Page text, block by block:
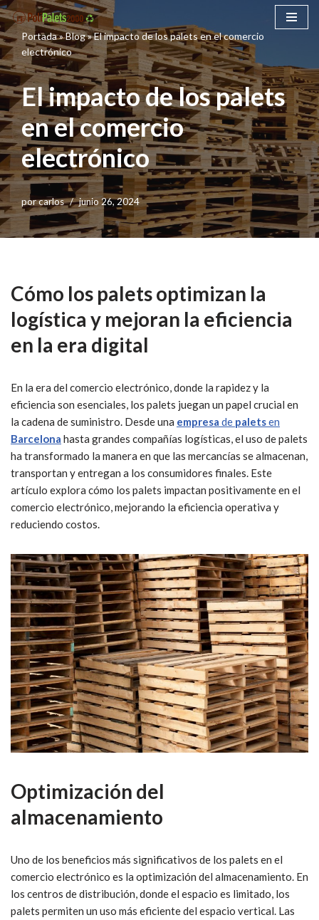
Saltar
al
contenido
Portada»Blog»El impacto de los palets en el comercio
electrónico
El impacto de los palets
en el comercio
electrónico
porcarlos junio 26, 2024
Cómo los palets optimizan la
logística y mejoran la eficiencia
en la era digital
En la era del comercio electrónico, donde la rapidez y la
eficiencia son esenciales, los palets juegan un papel crucial en
la cadena de suministro. Desde una empresa de paletsen
Barcelona hasta grandes compañías logísticas, el uso de palets
ha transformado la manera en que las mercancías se almacenan,
transportan y entregan a los consumidores finales. Este
artículo explora cómo los palets impactan positivamente en el
comercio electrónico, mejorando la eficiencia operativa y
reduciendo costos.
Optimización del
almacenamiento
Uno de los beneficios más significativos de los palets en el
comercio electrónico es la optimización del almacenamiento. En
los centros de distribución, donde el espacio es limitado, los
palets permiten un uso más eficiente del espacio vertical. Las